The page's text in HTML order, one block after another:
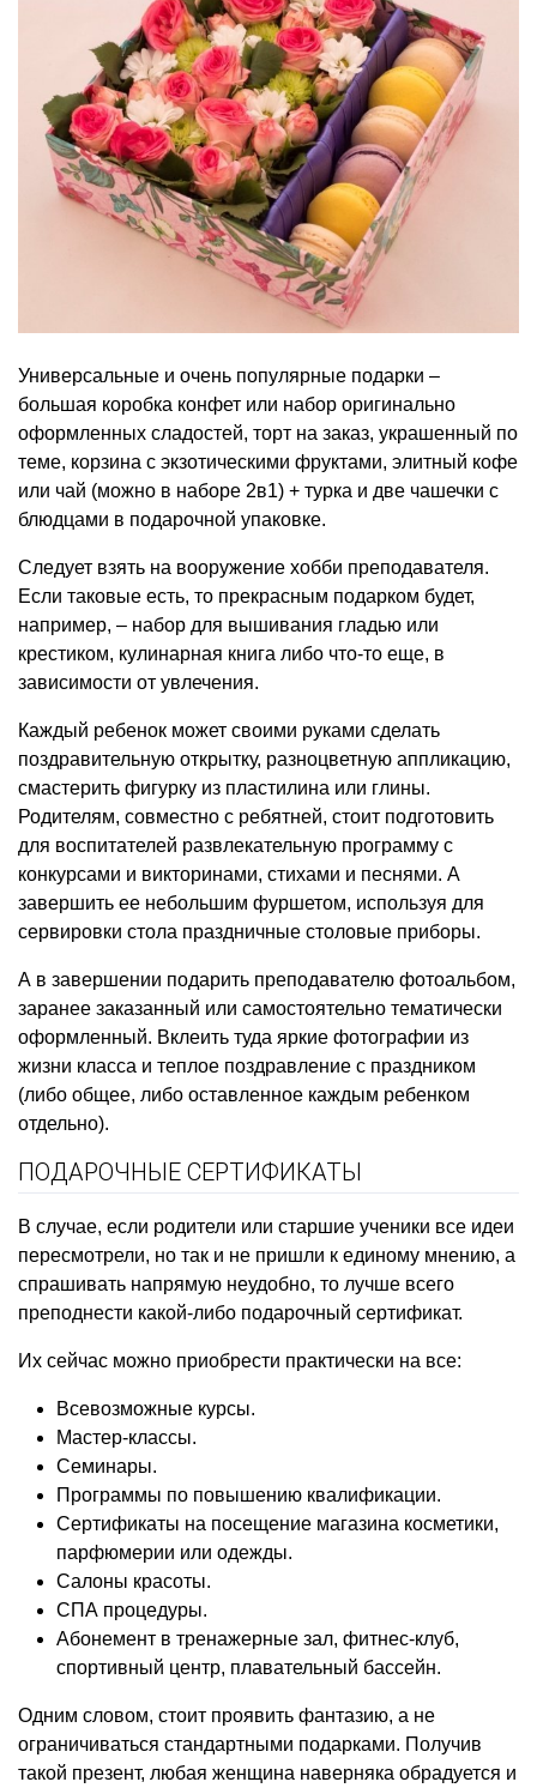
Универсальные и очень популярные подарки –
большая коробка конфет или набор оригинально
оформленных сладостей, торт на заказ, украшенный по
теме, корзина с экзотическими фруктами, элитный кофе
или чай (можно в наборе 2в1) + турка и две чашечки с
блюдцами в подарочной упаковке.
Следует взять на вооружение хобби преподавателя.
Если таковые есть, то прекрасным подарком будет,
например, – набор для вышивания гладью или
крестиком, кулинарная книга либо что-то еще, в
зависимости от увлечения.
Каждый ребенок может своими руками сделать
поздравительную открытку, разноцветную аппликацию,
смастерить фигурку из пластилина или глины.
Родителям, совместно с ребятней, стоит подготовить
для воспитателей развлекательную программу с
конкурсами и викторинами, стихами и песнями. А
завершить ее небольшим фуршетом, используя для
сервировки стола праздничные столовые приборы.
А в завершении подарить преподавателю фотоальбом,
заранее заказанный или самостоятельно тематически
оформленный. Вклеить туда яркие фотографии из
жизни класса и теплое поздравление с праздником
(либо общее, либо оставленное каждым ребенком
отдельно).
ПОДАРОЧНЫЕ СЕРТИФИКАТЫ
В случае, если родители или старшие ученики все идеи
пересмотрели, но так и не пришли к единому мнению, а
спрашивать напрямую неудобно, то лучше всего
преподнести какой-либо подарочный сертификат.
Их сейчас можно приобрести практически на все:
Всевозможные курсы.
Мастер-классы.
Семинары.
Программы по повышению квалификации.
Сертификаты на посещение магазина косметики,
парфюмерии или одежды.
Салоны красоты.
СПА процедуры.
Абонемент в тренажерные зал, фитнес-клуб,
спортивный центр, плавательный бассейн.
Одним словом, стоит проявить фантазию, а не
ограничиваться стандартными подарками. Получив
такой презент, любая женщина наверняка обрадуется и